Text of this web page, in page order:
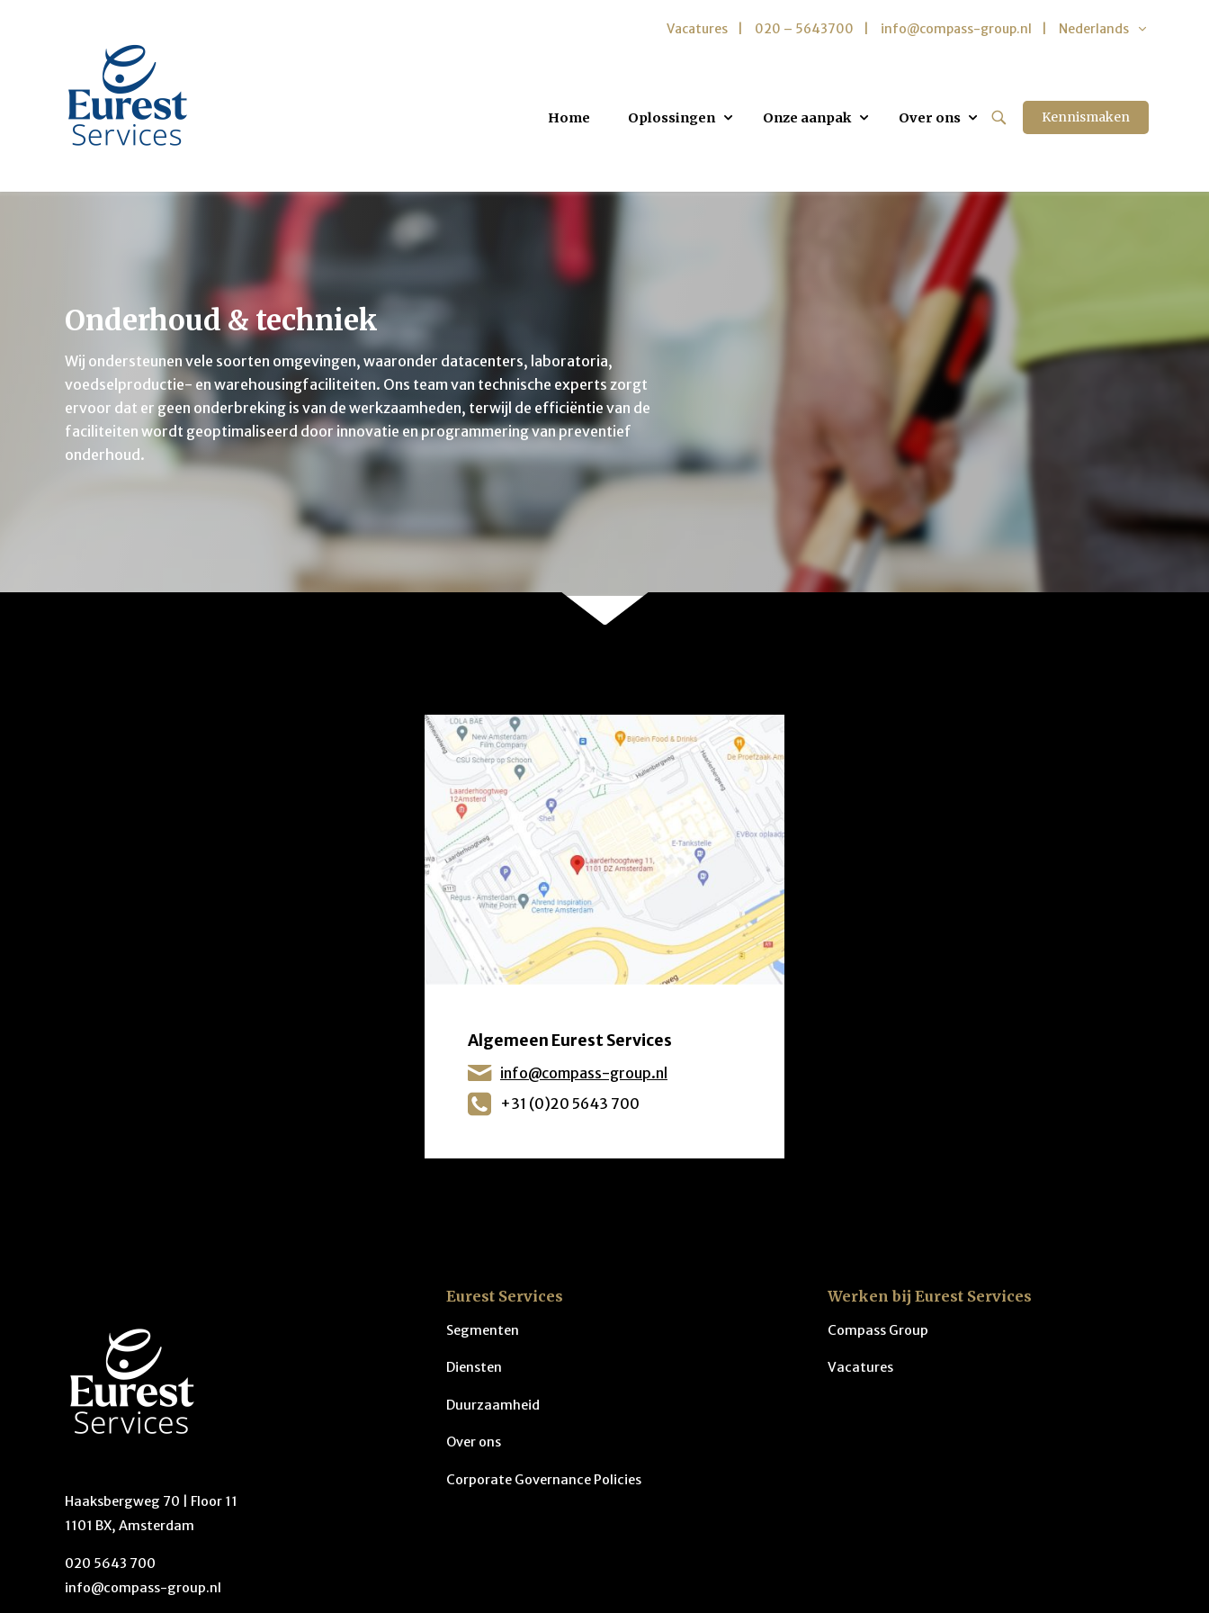
Vacatures 020 – 5643700 info@compass-group.nl Nederlands
Home Oplossingen Onze aanpak Over ons Kennismaken
Onderhoud & techniek
Wij ondersteunen vele soorten omgevingen, waaronder datacenters, laboratoria,
voedselproductie- enwarehousingfaciliteiten. Ons team van technische experts zorgt
ervoor dat er geen onderbreking is van de werkzaamheden, terwijl de efficiëntie van de
faciliteiten wordt geoptimaliseerd door innovatie en programmering van preventief
onderhoud.
Algemeen Eurest Services
info@compass-group.nl
+31 (0)20 5643 700
Haaksbergweg 70 | Floor 11
1101 BX, Amsterdam
020 5643 700
info@compass-group.nl
Eurest Services
Segmenten
Diensten
Duurzaamheid
Over ons
Corporate Governance Policies
Werken bij Eurest Services
Compass Group
Vacatures